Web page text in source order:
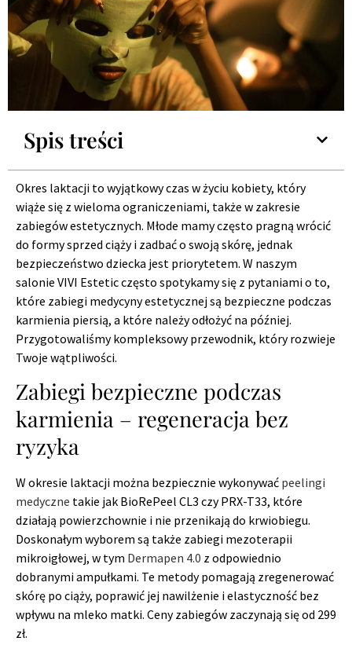
Spis treści
Okres laktacji to wyjątkowy czas w życiu kobiety, który
wiąże się z wieloma ograniczeniami, także w zakresie
zabiegów estetycznych. Młode mamy często pragną wrócić
do formy sprzed ciąży i zadbać o swoją skórę, jednak
bezpieczeństwo dziecka jest priorytetem. W naszym
salonie VIVI Estetic często spotykamy się z pytaniami o to,
które zabiegi medycyny estetycznej są bezpieczne podczas
karmienia piersią, a które należy odłożyć na później.
Przygotowaliśmy kompleksowy przewodnik, który rozwieje
Twoje wątpliwości.
Zabiegi bezpieczne podczas
karmienia – regeneracja bez
ryzyka
W okresie laktacji można bezpiecznie wykonywać peelingi
medyczne takie jak BioRePeel CL3 czy PRX-T33, które
działają powierzchownie i nie przenikają do krwiobiegu.
Doskonałym wyborem są także zabiegi mezoterapii
mikroigłowej, w tym Dermapen 4.0 z odpowiednio
dobranymi ampułkami. Te metody pomagają zregenerować
skórę po ciąży, poprawić jej nawilżenie i elastyczność bez
wpływu na mleko matki. Ceny zabiegów zaczynają się od 299
zł.